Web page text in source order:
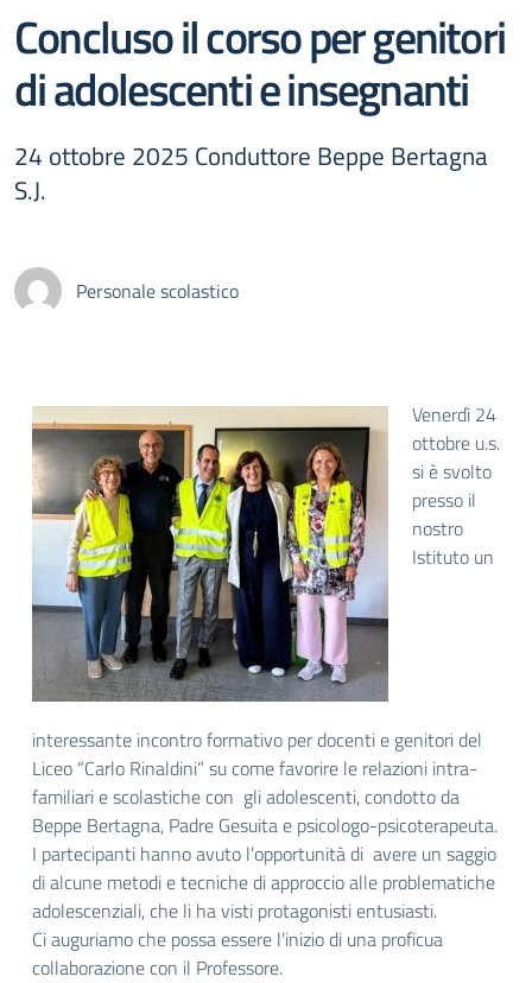
Concluso il corso per genitori
di adolescenti e insegnanti
24 ottobre 2025 Conduttore Beppe Bertagna
S.J.
Personale scolastico
Venerdì 24
ottobre u.s.
si è svolto
presso il
nostro
Istituto un
interessante incontro formativo per docenti e genitori del
Liceo “Carlo Rinaldini” su come favorire le relazioni intra-
familiari e scolastiche con gli adolescenti, condotto da
Beppe Bertagna, Padre Gesuita e psicologo-psicoterapeuta.
I partecipanti hanno avuto l’opportunità di avere un saggio
di alcune metodi e tecniche di approccio alle problematiche
adolescenziali, che li ha visti protagonisti entusiasti.
Ci auguriamo che possa essere l’inizio di una proficua
collaborazione con il Professore.